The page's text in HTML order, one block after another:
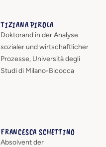
TIZIANA PIROLA
Doktorand in der Analyse
sozialer und wirtschaftlicher
Prozesse, Università degli
Studi di Milano-Bicocca
FRANCESCA SCHETTINO
Absolvent der